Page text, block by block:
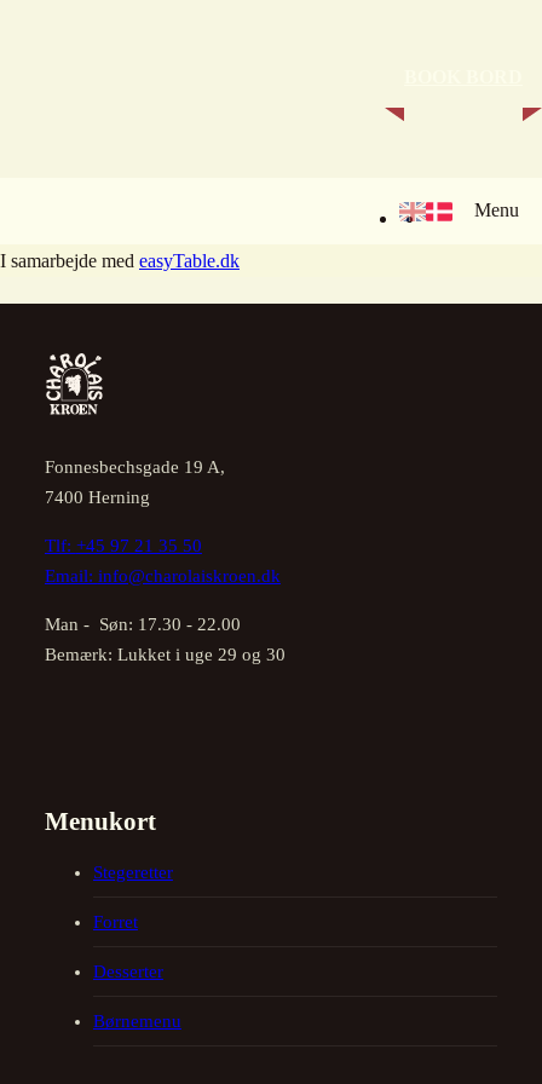
Menu
I samarbejde med easyTable.dk
Fonnesbechsgade 19 A,
7400 Herning
Tlf: +45 97 21 35 50
Email: info@charolaiskroen.dk
Man - Søn: 17.30 - 22.00
Bemærk: Lukket i uge 29 og 30
Menukort
Stegeretter
Forret
Desserter
Børnemenu